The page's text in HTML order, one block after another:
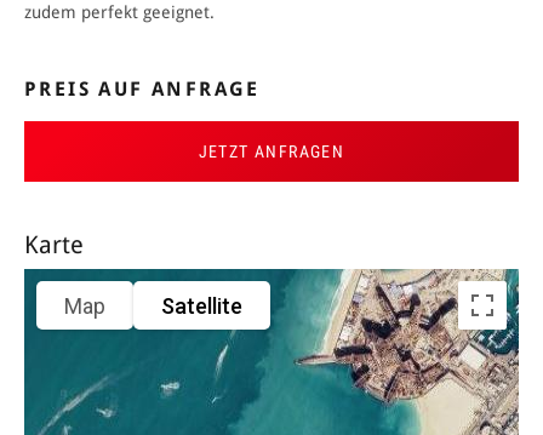
zudem perfekt geeignet.
PREIS AUF ANFRAGE
JETZT ANFRAGEN
Karte
Map Satellite